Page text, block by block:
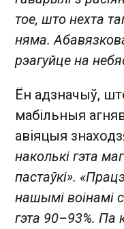
тое, што нехта
няма.
рэагуйце на
Ён адзначыў,
мабільныя
авіяцыя
наколькі гэта
пастаўкі».
нашымі воінамі
гэта 90–93%. Па